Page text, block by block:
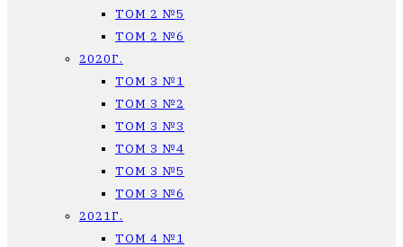
ТОМ 2 №5
ТОМ 2 №6
2020Г.
ТОМ 3 №1
ТОМ 3 №2
ТОМ 3 №3
ТОМ 3 №4
ТОМ 3 №5
ТОМ 3 №6
2021Г.
ТОМ 4 №1